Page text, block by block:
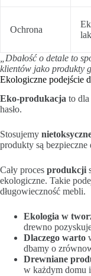
Ochrona
„Dbałość o detale to
klientów jako produkty
Ekologiczne podejście
Eko‑produkacja to dla
hasło.
Stosujemy
produkty są
Cały proces produkcji
ekologiczne. Takie
długowieczność mebli.
Ekologia w
drewno
Dlaczego warto
dbamy o
Drewniane
w każdym domu